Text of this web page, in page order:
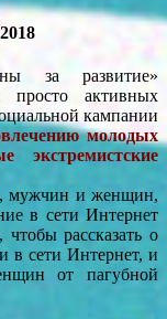
за развитие»
просто активных
кампании
молодых
мужчин и женщин,
в сети Интернет
рассказать о
в сети Интернет, и
от пагубной